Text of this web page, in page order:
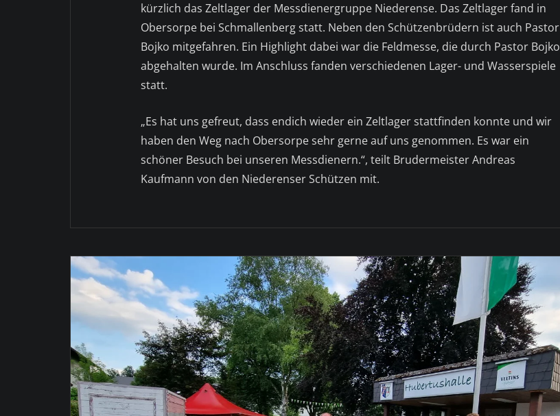
kürzlich das Zeltlager der Messdienergruppe Niederense. Das Zeltlager fand in
Obersorpe bei Schmallenberg statt. Neben den Schützenbrüdern ist auch Pastor
Bojko mitgefahren. Ein Highlight dabei war die Feldmesse, die durch Pastor Bojko
abgehalten wurde. Im Anschluss fanden verschiedenen Lager- und Wasserspiele
statt.
„Es hat uns gefreut, dass endich wieder ein Zeltlager stattfinden konnte und wir
haben den Weg nach Obersorpe sehr gerne auf uns genommen. Es war ein
schöner Besuch bei unseren Messdienern.“, teilt Brudermeister Andreas
Kaufmann von den Niederenser Schützen mit.